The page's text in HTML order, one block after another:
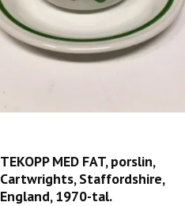
TEKOPP MED FAT, porslin,
Cartwrights, Staffordshire,
England, 1970-tal.